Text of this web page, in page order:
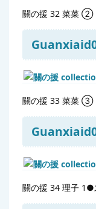
關の援 32 菜菜
關の援 33 菜菜
關の援 34 理子